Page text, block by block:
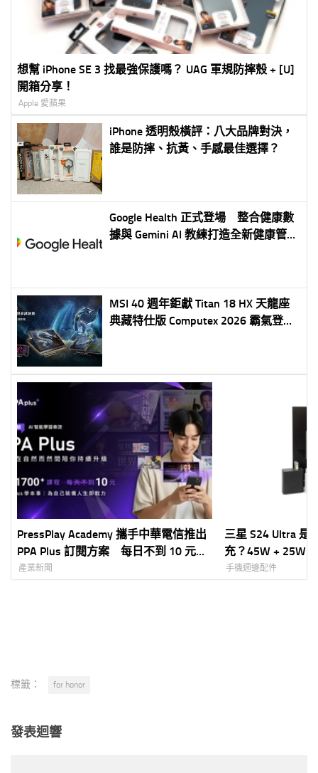
想幫 iPhone SE 3 找最強保護嗎？ UAG 軍規防摔殼 + [U]
開箱分享！
Apple 愛蘋果
iPhone 透明殼橫評：八大品牌對決，
誰是防摔、抗黃、手感最佳選擇？
Google Health 正式登場 整合健康數
據與 Gemini AI 教練打造全新健康管理
MSI 40 週年鉅獻 Titan 18 HX 天龍座
典藏特仕版 Computex 2026 霸氣登場
PressPlay Academy 攜手中華電信推出
PPA Plus 訂閱方案 每日不到 10 元打
造全新影音學習生活圈
產業新聞
三星 S24 Ultra 是
充？45W + 25W
手機週邊配件
標籤： for honor
發表迴響